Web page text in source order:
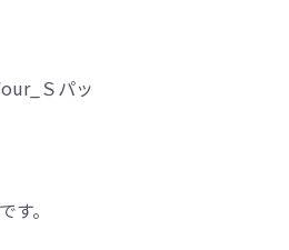
Ｓパッ
。